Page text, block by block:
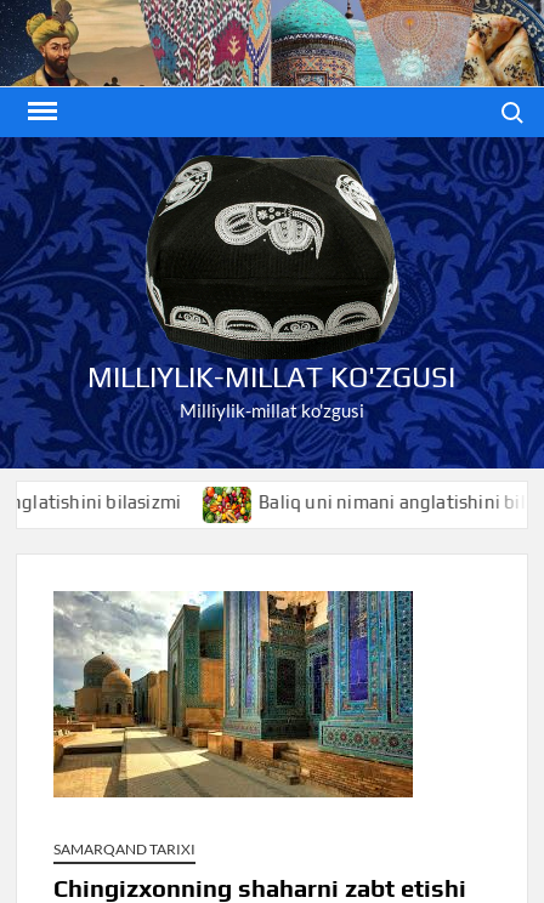
Skip
to
content
MILLIYLIK-MILLAT KO'ZGUSI
Milliylik-millat ko'zgusi
bilasizmi Baliq uni nimani anglatishini bilasizmi
SAMARQAND TARIXI
Chingizxonning shaharni zabt etishi